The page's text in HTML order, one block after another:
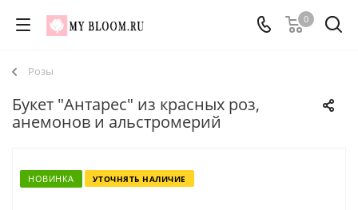
0
Розы
Букет "Антарес" из красных роз,
анемонов и альстромерий
НОВИНКА УТОЧНЯТЬ НАЛИЧИЕ